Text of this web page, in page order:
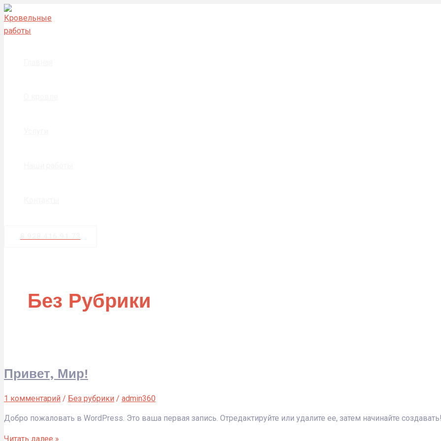
Перейти
к
содержимому
Без Рубрики
Привет, Мир!
1 комментарий / Без рубрики / admin360
Добро пожаловать в WordPress. Это ваша первая запись. Отредактируйте или удалите ее, затем начинайте
Привет,
мир!
Читать далее »